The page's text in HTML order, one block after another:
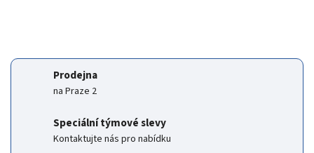
Prodejna
na Praze 2
Speciální týmové slevy
Kontaktujte nás pro nabídku